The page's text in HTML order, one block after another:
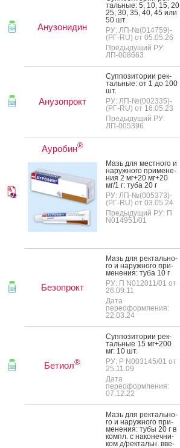
Анузонидин
таль­ные: 5, 10, 15, 20,
25, 30, 35, 40, 45 или
50 шт.
РУ: ЛП-№(014759)-
(РГ-RU) от 05.05.26
Предыдущий РУ:
ЛП-008663
Анузопрокт
Суп­по­зито­рии рек­
таль­ные: от 1 до 100
шт.
РУ: ЛП-№(002335)-
(РГ-RU) от 16.05.23
Предыдущий РУ:
ЛП-005396
Ауробин®
Мазь для мес­тно­го и
на­руж­но­го при­мене­
ния 2 мг+20 мг+20
мг/1 г: ту­ба 20 г
РУ: ЛП-№(005373)-
(РГ-RU) от 03.05.24
Предыдущий РУ: П
N014951/01
Безопрокт
Мазь для рек­таль­но­
го и на­руж­но­го при­
мене­ния: ту­ба 10 г
РУ: П N012011/01 от
26.09.11
Дата
переоформления:
22.03.24
Бетиол®
Суп­по­зито­рии рек­
таль­ные 15 мг+200
мг: 10 шт.
РУ: Р N003145/01 от
25.11.09
Дата
переоформления:
07.12.22
Мазь для рек­таль­но­
го и на­руж­но­го при­
мене­ния: ту­бы 20 г в
компл. с на­конеч­ни­
ком д/рек­тальн. вве­